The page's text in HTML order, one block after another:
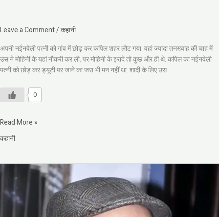
Leave a Comment/कहानी
अपनी नईनवेली पत्नी को गांव में छोड़ कर कपिल शहर लौट गया. वहां ज्यादा तनख्वाह की चाह में
उस ने मोहिनी के यहां नौकरी कर ली. पर मोहिनी के इरादे तो कुछ और ही थे. कपिल का नईनवेली
पत्नी को छोड़ कर ड्यूटी पर जाने का जरा भी मन नहीं था. शादी के लिए उस
0
Read More »
कहानी
की
कहानी: